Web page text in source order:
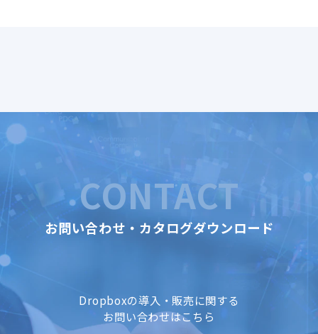
CONTACT
お問い合わせ・カタログダウンロード
Dropboxの導入・販売に関する
お問い合わせはこちら